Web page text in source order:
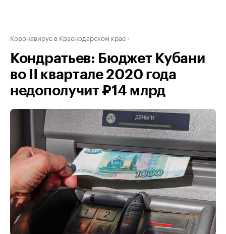
Коронавирус в Краснодарском крае
Кондратьев: Бюджет Кубани
во II квартале 2020 года
недополучит ₽14 млрд